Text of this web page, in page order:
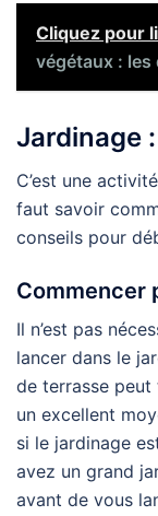
Cliquez pour
végétaux :
Jardinage
C’est une
faut savoir
conseils pour
Commencer
Il n’est pas
lancer dans le
de terrasse peut
un excellent
si le jardinage
avez un grand
avant de vous